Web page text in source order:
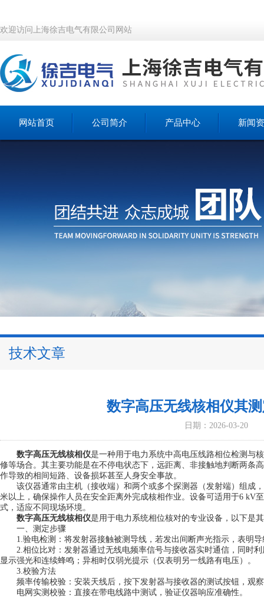
欢迎访问上海徐吉电气有限公司网站
网站首页 公司简介 产品中心 新闻
技术文章
数字高压无线核相仪其
日期：2026-03-20
数字高压无线核相仪是一种用于电力系统中高电压线路相位检测与
修等场合。其主要功能是在不停电状态下，远距离、非接触地判断两条
作导致的相间短路、设备损坏甚至人身安全事故。
该仪器通常由主机（接收端）和两个或多个探测器（发射端）组成，
米以上，确保操作人员在安全距离外完成核相作业。设备可适用于6 kV
式，适应不同现场环境。
数字高压无线核相仪是用于电力系统相位核对的专业设备，以下是
一、测定步骤
1.验电检测：将发射器接触被测导线，若发出间断声光指示，表明导
2.相位比对：发射器通过无线电频率信号与接收器实时通信，同时利
显示强光和连续蜂鸣；异相时仅弱光提示（仅表明另一线路有电压）。
3.校验方法
频率传输校验：安装天线后，按下发射器与接收器的测试按钮，观
电网实测校验：直接在带电线路中测试，验证仪器响应准确性。